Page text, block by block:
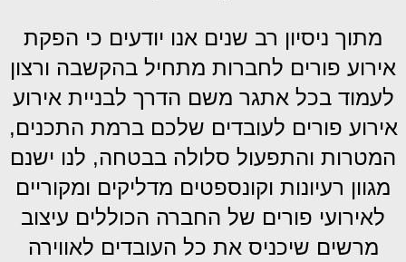
מתוך ניסיון רב שנים אנו יודעים כי הפקת
אירוע פורים לחברות מתחיל בהקשבה ורצון
לעמוד בכל אתגר משם הדרך לבניית אירוע
אירוע פורים לעובדים שלכם ברמת התכנים,
המטרות והתפעול סלולה בבטחה, לנו ישנם
מגוון רעיונות וקונספטים מדליקים ומקוריים
לאירועי פורים של החברה הכוללים עיצוב
מרשים שיכניס את כל העובדים לאווירה